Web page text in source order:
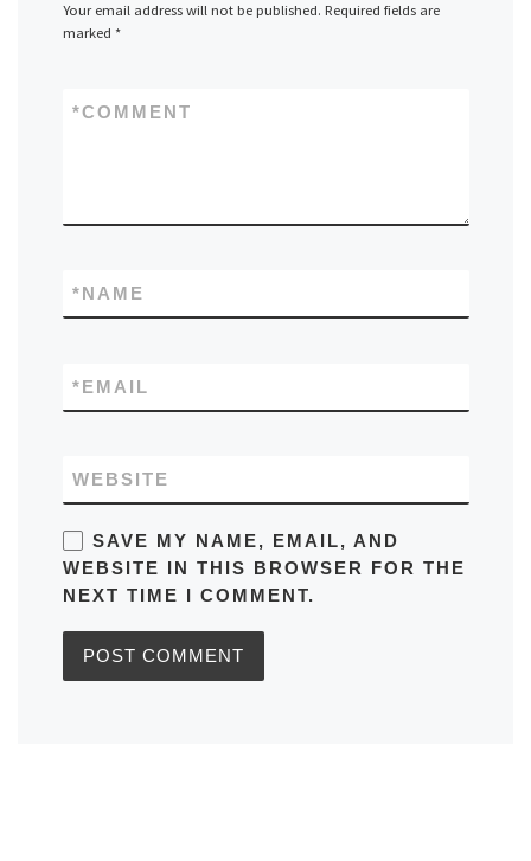
Your email address will not be published. Required fields are
marked *
COMMENT
*
NAME
*
EMAIL
*
WEBSITE
SAVE MY NAME, EMAIL, AND
WEBSITE IN THIS BROWSER FOR THE
NEXT TIME I COMMENT.